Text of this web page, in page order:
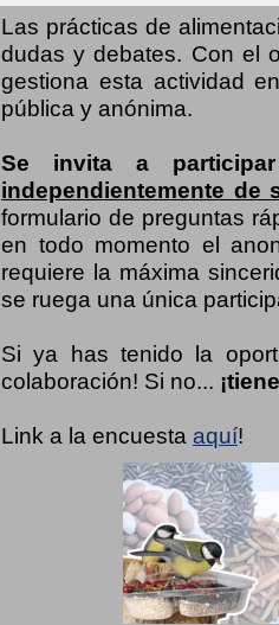
Las prácticas de
dudas y debates. Con el
gestiona esta actividad
pública y anónima.
Se invita a
independientemente
formulario de preguntas
en todo momento el
requiere la máxima
se ruega una única
Si ya has tenido la
colaboración! Si no...
Link a la encuesta aquí!